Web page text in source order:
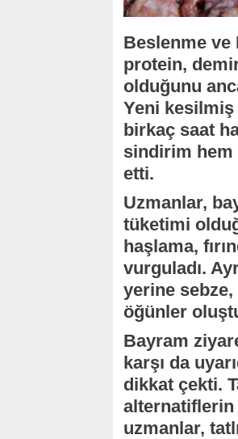
Beslenme ve
protein,
olduğunu
Yeni kesilmiş
birkaç saat
sindirim hem
etti.
Uzmanlar,
tüketimi
haşlama,
vurguladı.
yerine
öğünler
Bayram
karşı da
dikkat çekti.
alternatiflerin
uzmanlar,